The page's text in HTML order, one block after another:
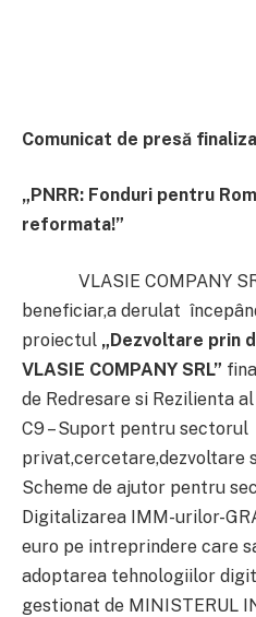
Comunicat de presă
„PNRR: Fonduri pentru
reformata!”
VLASIE COMPANY
beneficiar,a derulat
proiectul „Dezvoltare prin
VLASIE COMPANY SRL”
de Redresare si Rezilienta
C9 – Suport pentru sectorul
privat,cercetare,dezvoltare
Scheme de ajutor pentru
Digitalizarea IMM-urilor-
euro pe intreprindere care
adoptarea tehnologiilor
gestionat de MINISTERUL